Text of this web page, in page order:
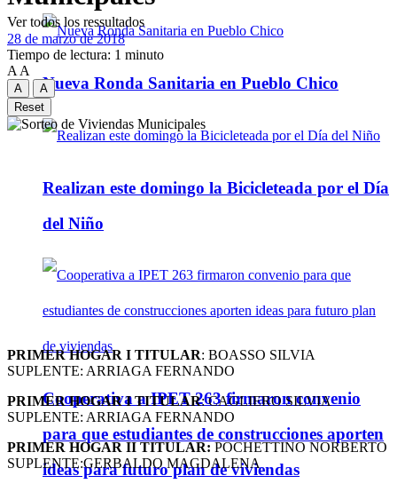
Nueva Ronda Sanitaria en Pueblo Chico
Realizan este domingo la Bicicleteada por el Día
del Niño
Cooperativa a IPET 263 firmaron convenio
para que estudiantes de construcciones aporten
ideas para futuro plan de viviendas
Ver todos los ressultados
28 de marzo de 2018
Tiempo de lectura: 1 minuto
A A
A
A
Reset
PRIMER HOGAR I TITULAR: BOASSO SILVIA
SUPLENTE: ARRIAGA FERNANDO
PRIMER HOGAR I TITULAR: CAGLIERO SILVIA
SUPLENTE: ARRIAGA FERNANDO
PRIMER HOGAR II TITULAR: POCHETTINO NORBERTO
SUPLENTE:GERBALDO MAGDALENA